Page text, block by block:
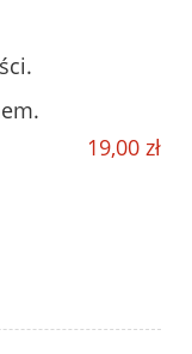
19,00 zł